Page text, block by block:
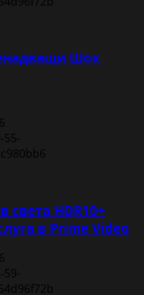
Шок
света HDR10+
в Prime Video